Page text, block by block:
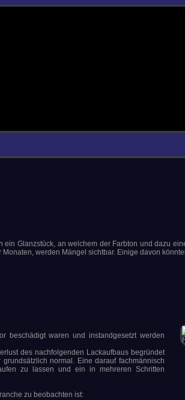
Glanzstück, an welchem der Farbton und dazu
werden Mängel sichtbar. Einige davon
beschädigt waren und instandgesetzt werden
des nachfolgenden Lackaufbaus begründet
normal. Eine darauf fachmännisch
zu lassen und ein in mehreren Schritten
zu beobachten ist: